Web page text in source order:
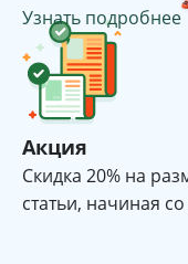
Узнать подробнее
Акция
Cкидка 20% на
статьи, начиная